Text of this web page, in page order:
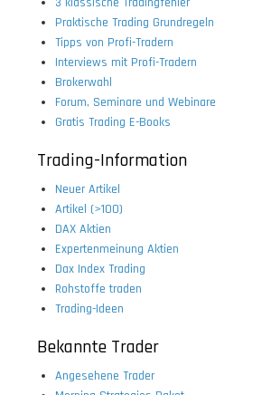
Praktische Trading Grundregeln
Tipps von Profi-Tradern
Interviews mit Profi-Tradern
Brokerwahl
Forum, Seminare und Webinare
Gratis Trading E-Books
Trading-Information
Neuer Artikel
Artikel (>100)
DAX Aktien
Expertenmeinung Aktien
Dax Index Trading
Rohstoffe traden
Trading-Ideen
Bekannte Trader
Angesehene Trader